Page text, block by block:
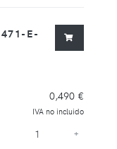
471-E-
0,490 €
IVA no incluido
+